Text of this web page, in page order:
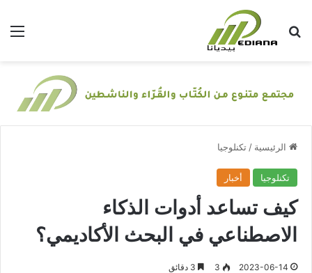
بحث عن
الرئيسية / تكنلوجيا
تكنلوجيا أخبار
كيف تساعد أدوات الذكاء
الاصطناعي في البحث الأكاديمي؟
2023-06-14
3